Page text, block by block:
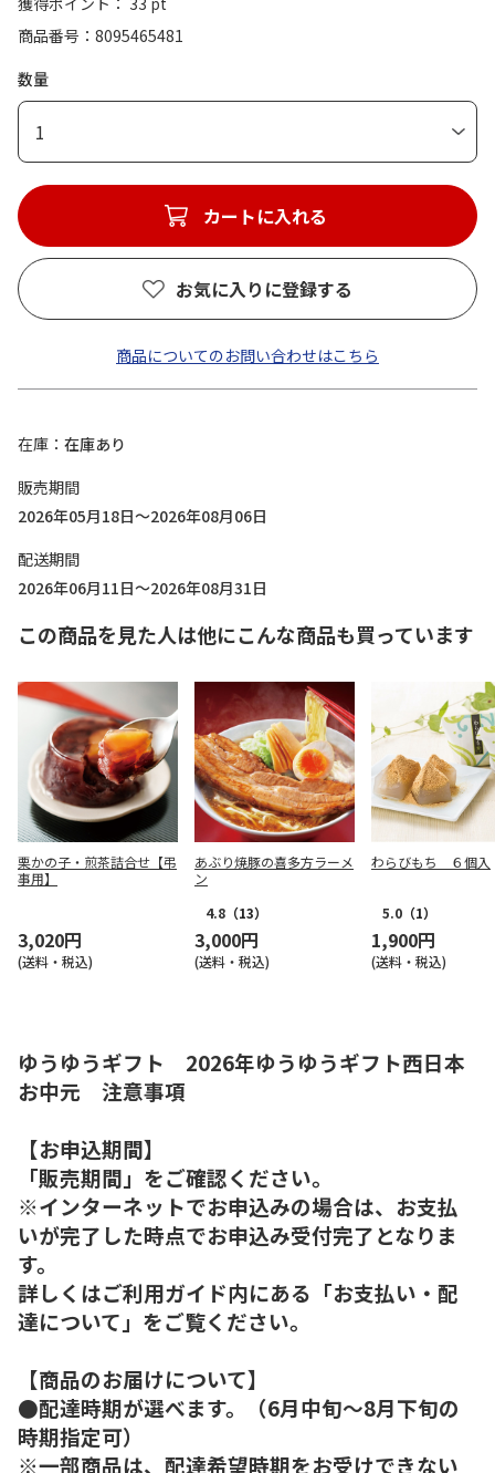
商品番号
8095465481
数量
1
カートに入れる
お気に入りに登録する
商品についてのお問い合わせはこちら
在庫
在庫あり
販売期間
2026年05月18日～2026年08月06日
配送期間
2026年06月11日～2026年08月31日
この商品を見た人は他にこんな商品も買っています
栗かの子・煎茶詰合せ【弔
事用】
3,020円
(送料・税込)
あぶり焼豚の喜多方ラーメ
ン
4.8 （13）
3,000円
(送料・税込)
わらびもち ６個入
5.0 （1）
1,900円
(送料・税込)
ゆうゆうギフト 2026年ゆうゆうギフト西日本
お中元 注意事項
【お申込期間】
「販売期間」をご確認ください。
※インターネットでお申込みの場合は、お支払
いが完了した時点でお申込み受付完了となりま
す。
詳しくはご利用ガイド内にある「お支払い・配
達について」をご覧ください。
【商品のお届けについて】
●配達時期が選べます。（6月中旬～8月下旬の
時期指定可）
※一部商品は、配達希望時期をお受けできない